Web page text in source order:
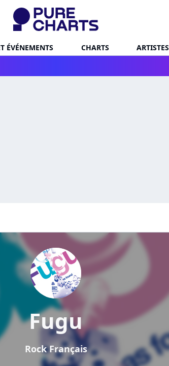
ÉVÉNEMENTS CHARTS ARTISTES
Fugu
Rock Français